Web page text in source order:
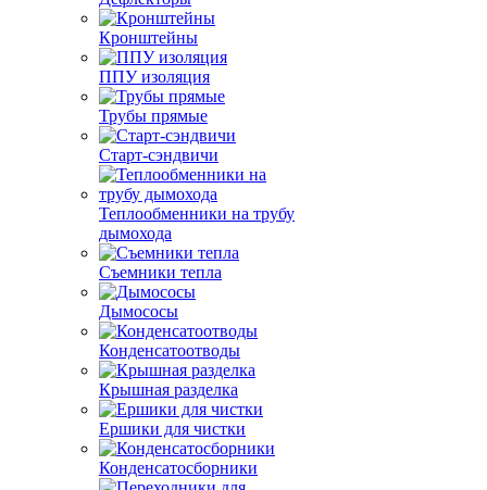
Кронштейны
ППУ изоляция
Трубы прямые
Старт-сэндвичи
Теплообменники на трубу
дымохода
Съемники тепла
Дымососы
Конденсатоотводы
Крышная разделка
Ершики для чистки
Конденсатосборники